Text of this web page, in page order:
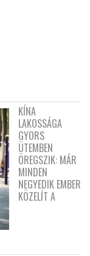
KÍNA
LAKOSSÁGA
GYORS
ÜTEMBEN
ÖREGSZIK: MÁR
MINDEN
NEGYEDIK EMBER
KÖZELÍT A